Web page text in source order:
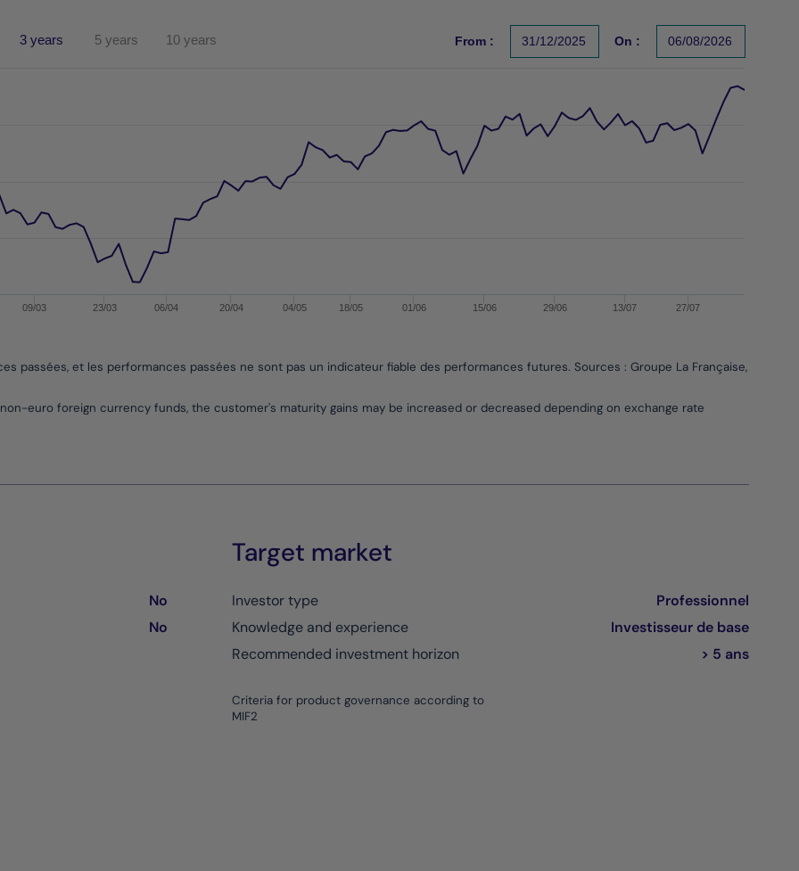
passées, et les performances passées ne sont pas un indicateur fiable des performances futures. Sources : Groupe La Française,
09/03 23/03 06/04 20/04 04/05 18/05 01/06 15/06 29/06 13/07 27/07
3 years 5 years 10 years From : 31/12/2025 On : 06/08/2026
euro foreign currency funds, the customer's maturity gains may be increased or decreased depending on exchange rate
No
No
Target market
Investor type
Professionnel
Knowledge and experience
Investisseur de base
Recommended investment horizon
> 5 ans
Criteria for product governance according to
MIF2